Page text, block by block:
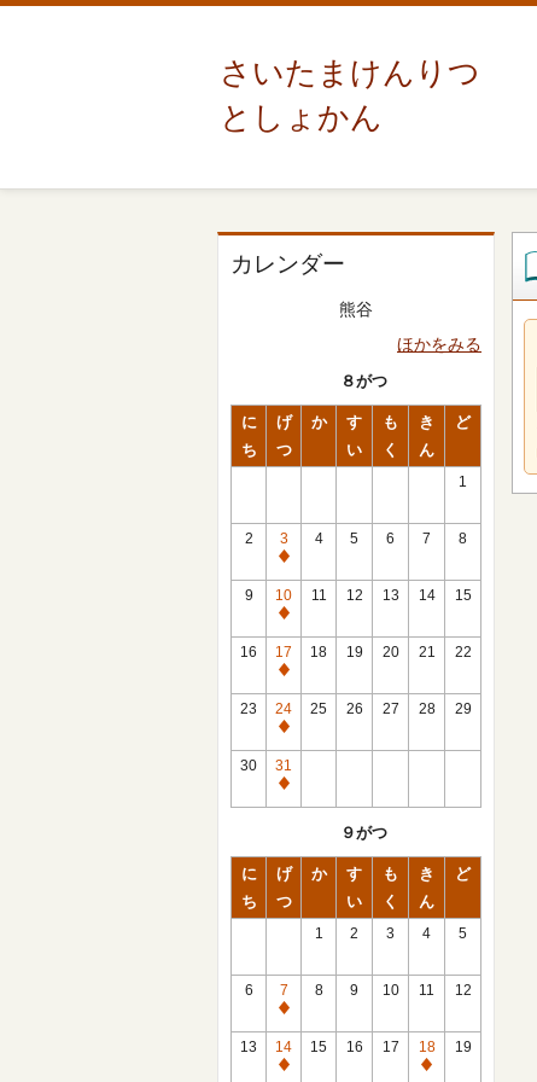
さいたまけんりつ
としょかん
カレンダー
熊谷
ほかをみる
８がつ
に
ち
げ
つ
か
す
い
も
く
き
ん
ど
1
2
3
休
館
日
4 5 6 7 8
9
10
休
館
日
11 12 13 14 15
16
17
休
館
日
18 19 20 21 22
23
24
休
館
日
25 26 27 28 29
30
31
休
９がつ
に
ち
げ
つ
か
す
い
も
く
き
ん
ど
1 2 3 4 5
6
7
休
館
日
8 9 10 11 12
13
14
休
15 16 17
18
休
19